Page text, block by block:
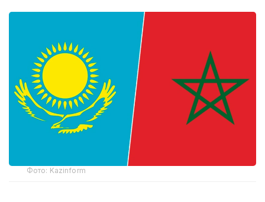
Фото: Kazinform